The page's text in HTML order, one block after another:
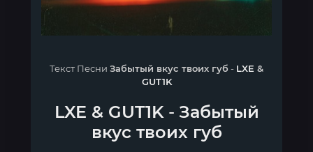
Текст Песни Забытый вкус твоих губ- LXE &
GUT1K
LXE & GUT1K- Забытый
вкус твоих губ